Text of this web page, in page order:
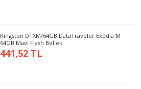
Kingston DTXM/64GB DataTraveler Exodia M
64GB Mavi Flash Bellek
441,52 TL